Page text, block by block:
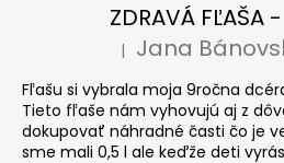
ZDRAVÁ FĽAŠA
Hodnotenie produktu
| Jana
Fľašu si vybrala moja 9ročna
Tieto fľaše nám vyhovujú aj z
dokupovať náhradné časti čo je
sme mali 0,5 l ale keďže deti